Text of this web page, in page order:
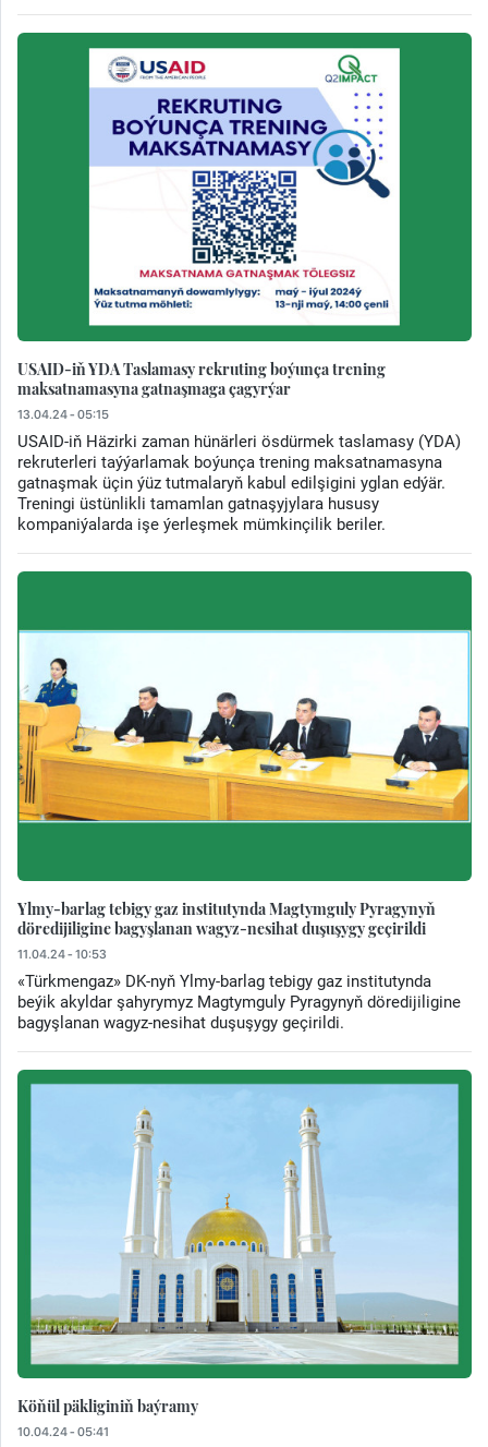
USAID-iň YDA Taslamasy rekruting boýunça trening
maksatnamasyna gatnaşmaga çagyrýar
13.04.24 - 05:15
USAID-iň Häzirki zaman hünärleri ösdürmek taslamasy (YDA)
rekruterleri taýýarlamak boýunça trening maksatnamasyna
gatnaşmak üçin ýüz tutmalaryň kabul edilşigini yglan edýär.
Treningi üstünlikli tamamlan gatnaşyjylara hususy
kompaniýalarda işe ýerleşmek mümkinçilik beriler.
Ylmy-barlag tebigy gaz institutynda Magtymguly Pyragynyň
döredijiligine bagyşlanan wagyz-nesihat duşuşygy geçirildi
11.04.24 - 10:53
«Türkmengaz» DK-nyň Ylmy-barlag tebigy gaz institutynda
beýik akyldar şahyrymyz Magtymguly Pyragynyň döredijiligine
bagyşlanan wagyz-nesihat duşuşygy geçirildi.
Köňül päkliginiň baýramy
10.04.24 - 05:41